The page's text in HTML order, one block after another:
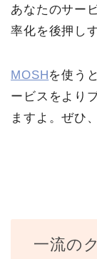
あなたのサー
率化を後押し
MOSH を使う
ービスをより
ますよ。ぜひ
一流の